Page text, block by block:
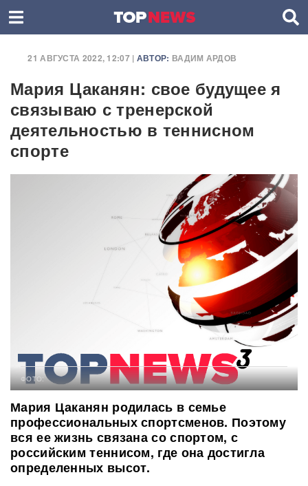
21 АВГУСТА 2022, 12:07 | АВТОР: ВАДИМ АРДОВ
Мария Цаканян: свое будущее я
связываю с тренерской
деятельностью в теннисном
спорте
ФОТО:
Мария Цаканян родилась в семье
профессиональных спортсменов. Поэтому
вся ее жизнь связана со спортом, с
российским теннисом, где она достигла
определенных высот.